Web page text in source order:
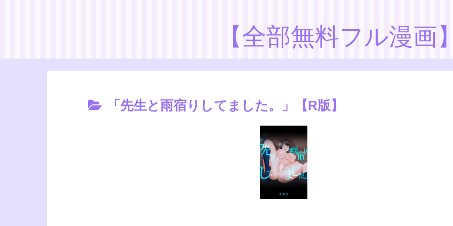
【全部無料フル漫画
「先生と雨宿りしてました。」【R版】